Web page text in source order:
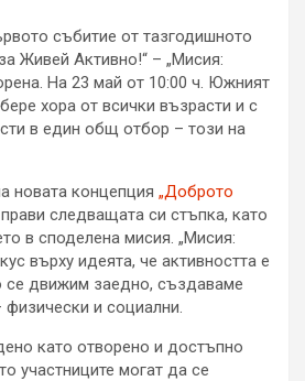
събитие от тазгодишното
Живей Активно!“ – „Мисия:
На 23 май от 10:00 ч. Южният
хора от всички възрасти и с
в един общ отбор – този на
новата концепция „Доброто
следващата си стъпка, като
в споделена мисия. „Мисия:
върху идеята, че активността е
се движим заедно, създаваме
и социални.
като отворено и достъпно
участниците могат да се